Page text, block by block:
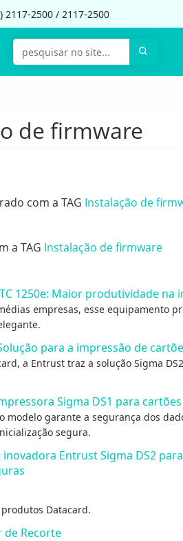
2117-2500 / 2117-2500
de firmware
com a TAG Instalação de
a TAG Instalação de firmware
1250e: Maior produtividade na
empresas, esse equipamento
para a impressão de
a Entrust traz a solução Sigma
Sigma DS1 para cartões
modelo garante a segurança dos
segura.
inovadora Entrust Sigma DS2
Datacard.
de Recorte